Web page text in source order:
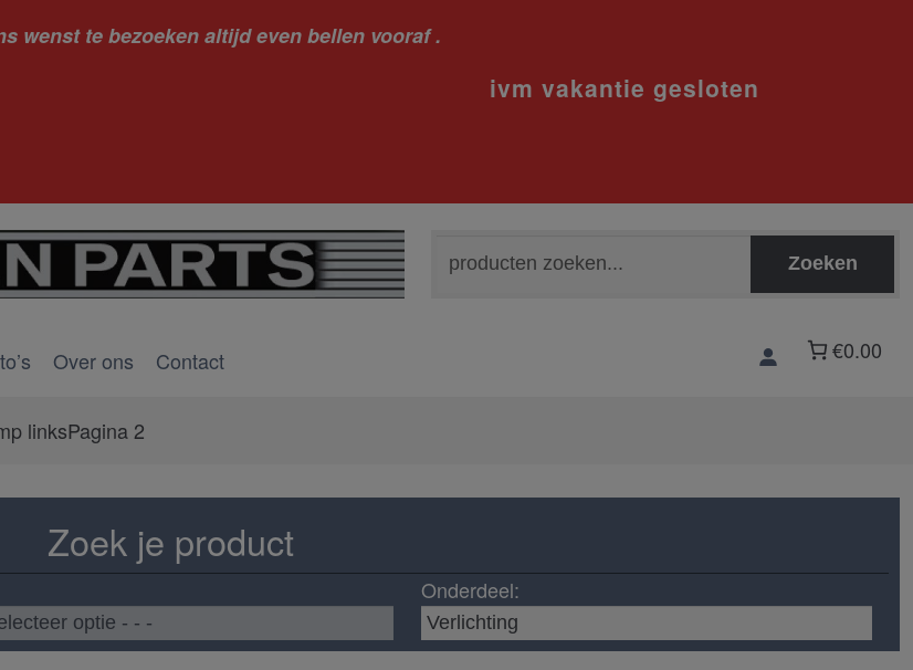
wenst te bezoeken altijd even bellen vooraf .
gesloten
naar:
Zoeken
Over ons Contact €0.00
linksPagina 2
Zoek je product
Onderdeel: